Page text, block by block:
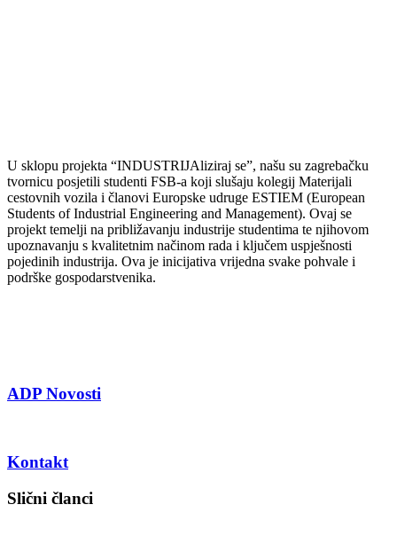
U sklopu projekta “INDUSTRIJAliziraj se”, našu su zagrebačku
tvornicu posjetili studenti FSB-a koji slušaju kolegij Materijali
cestovnih vozila i članovi Europske udruge ESTIEM (European
Students of Industrial Engineering and Management). Ovaj se
projekt temelji na približavanju industrije studentima te njihovom
upoznavanju s kvalitetnim načinom rada i ključem uspješnosti
pojedinih industrija. Ova je inicijativa vrijedna svake pohvale i
podrške gospodarstvenika.
ADP Novosti
Kontakt
Slični članci